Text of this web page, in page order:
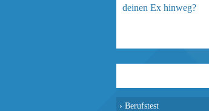
deinen Ex hinweg?
› Berufstest